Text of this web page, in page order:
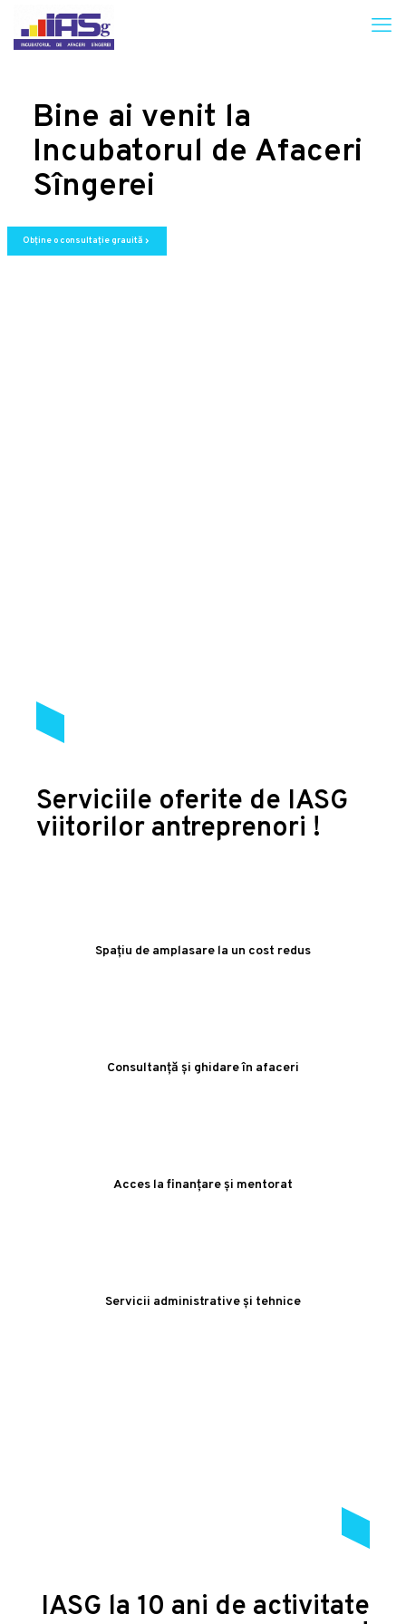
Bine ai venit la
Incubatorul de Afaceri
Sîngerei
Obține o consultație grauită chevron_right
Serviciile oferite de IASG
viitorilor antreprenori !
Spațiu de amplasare la un cost redus
Consultanță și ghidare în afaceri
Acces la finanțare și mentorat
Servicii administrative și tehnice
IASG la 10 ani de activitate